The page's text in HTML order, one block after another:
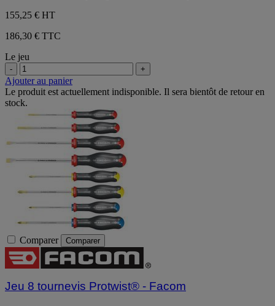
155,25 € HT
186,30 € TTC
Le jeu
- +
Ajouter au panier
Le produit est actuellement indisponible. Il sera bientôt de retour en
stock.
Comparer Comparer
Jeu 8 tournevis Protwist® - Facom